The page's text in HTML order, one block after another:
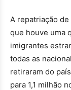
A repatriação
que houve uma
imigrantes
todas as
retiraram do
para 1,1 milhão